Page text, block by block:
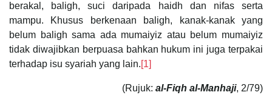
berakal, baligh, suci daripada haidh dan nifas serta
mampu. Khusus berkenaan baligh, kanak-kanak yang
belum baligh sama ada mumaiyiz atau belum mumaiyiz
tidak diwajibkan berpuasa bahkan hukum ini juga terpakai
terhadap isu syariah yang lain.[1]
(Rujuk: al-Fiqh al-Manhaji, 2/79)